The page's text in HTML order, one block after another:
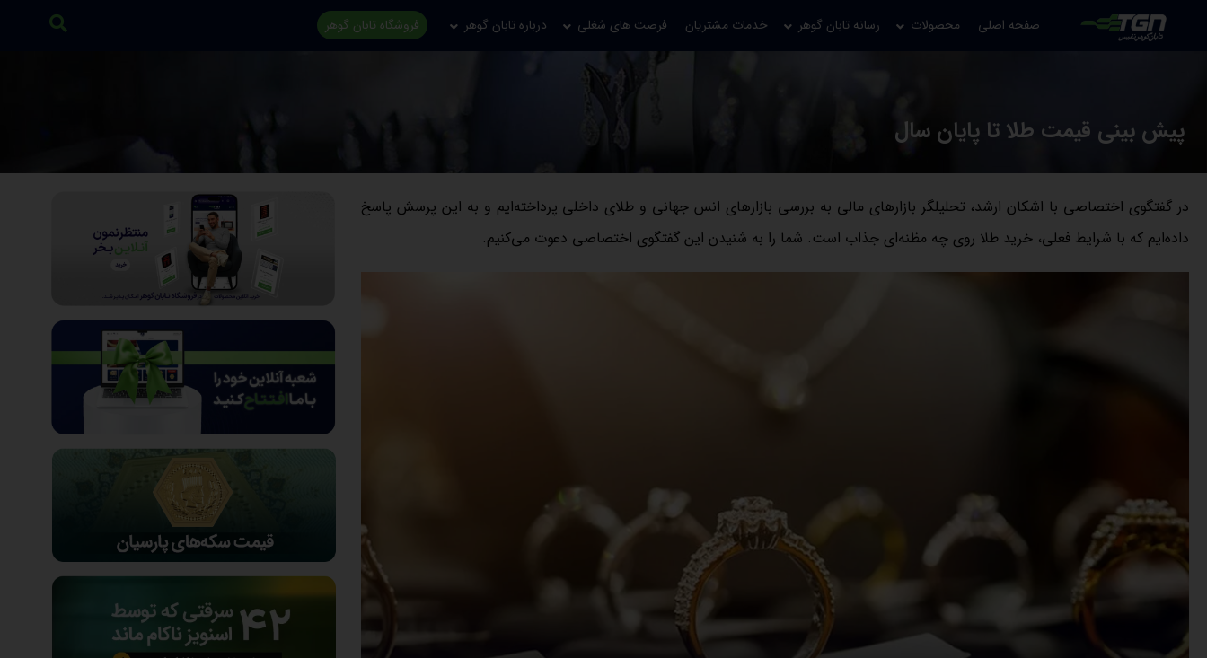
صفحه اصلی محصولات رسانه تابان گوهر خدمات مشتریان فرصت های شغلی درباره تابان گوهر فروشگاه تابان گوهر
پیش بینی قیمت طلا تا پایان سال
در گفتگوی اختصاصی با اشکان ارشد، تحلیلگر بازارهای مالی به بررسی بازارهای انس جهانی و طلای داخلی پرداخته‌ایم و به این پرسش پاسخ
داده‌ایم که با شرایط فعلی، خرید طلا روی چه مظنه‌ای جذاب است. شما را به شنیدن این گفتگوی اختصاصی دعوت می‌کنیم.